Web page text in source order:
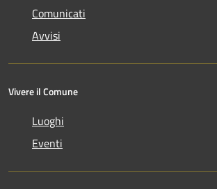
Comunicati
Avvisi
Vivere il Comune
Luoghi
Eventi